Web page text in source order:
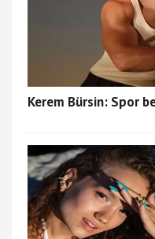
Kerem Bürsin: Spor